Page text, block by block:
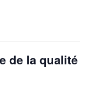
de la qualité